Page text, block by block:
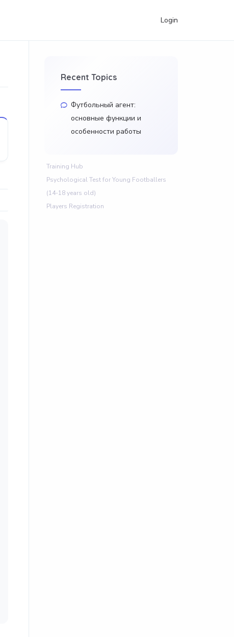
Login
Recent Topics
Футбольный агент:
основные функции и
особенности работы
Training Hub
Psychological Test for Young Footballers
(14-18 years old)
Players Registration